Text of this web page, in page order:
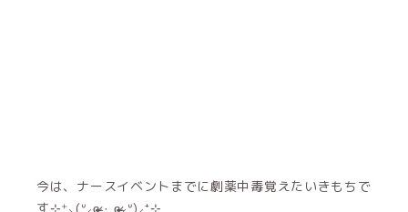
今は、ナースイベントまでに劇薬中毒覚えたいきもちで
す⊹⁺⸜(ᐡ⸝ɞ̴̶̷ ·̮ ɞ̴̶̷⸝ᐡ)⸝⁺⊹